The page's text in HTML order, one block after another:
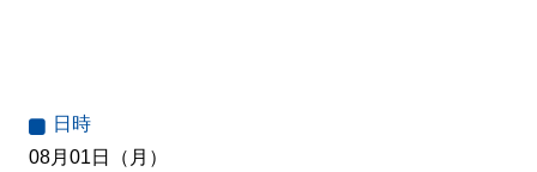
日時
08月01日（月）